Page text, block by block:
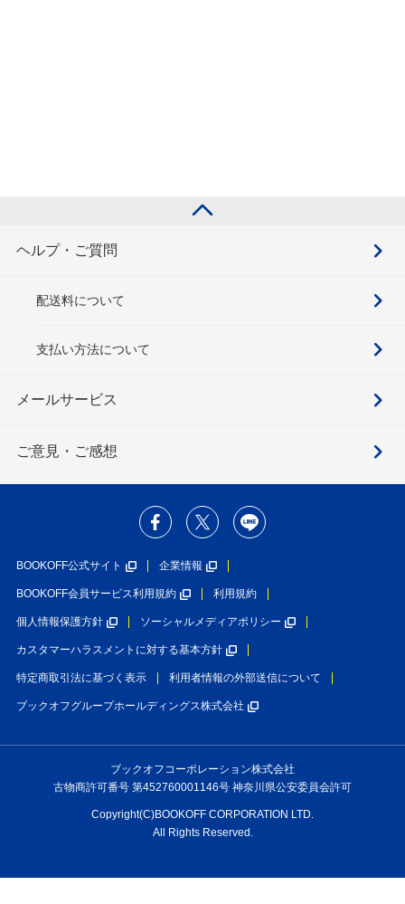
ヘルプ・ご質問
配送料について
支払い方法について
メールサービス
ご意見・ご感想
BOOKOFF公式サイト 企業情報
BOOKOFF会員サービス利用規約 利用規約
個人情報保護方針 ソーシャルメディアポリシー
カスタマーハラスメントに対する基本方針
特定商取引法に基づく表示 利用者情報の外部送信について
ブックオフグループホールディングス株式会社
ブックオフコーポレーション株式会社
古物商許可番号 第452760001146号 神奈川県公安委員会許可
Copyright(C)BOOKOFF CORPORATION LTD.
All Rights Reserved.